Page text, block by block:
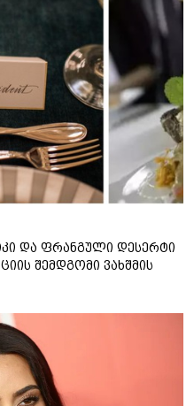
და ფრანგული დესერტი
შემდგომი ვახშმის